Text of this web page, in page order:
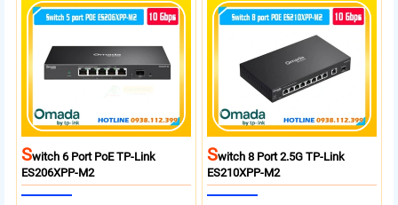
chuyển mạch 45Gbps cùng tốc độ
chuyển tiếp 33.48Mpps, mang lại
nghiệp văn phòng và hệ thống
mạng hiện đại.
băng thông chuyển mạch 80Gbps
tốc độ chuyển tiếp 59.52Mpps
mang lại kết nối ổn định cho
doanh nghiệp văn phòng và hệ
thống mạng hiện đại.
SWitch 6 Port PoE TP-Link
ES206XPP-M2
SWitch 8 Port 2.5G TP-Link
ES210XPP-M2